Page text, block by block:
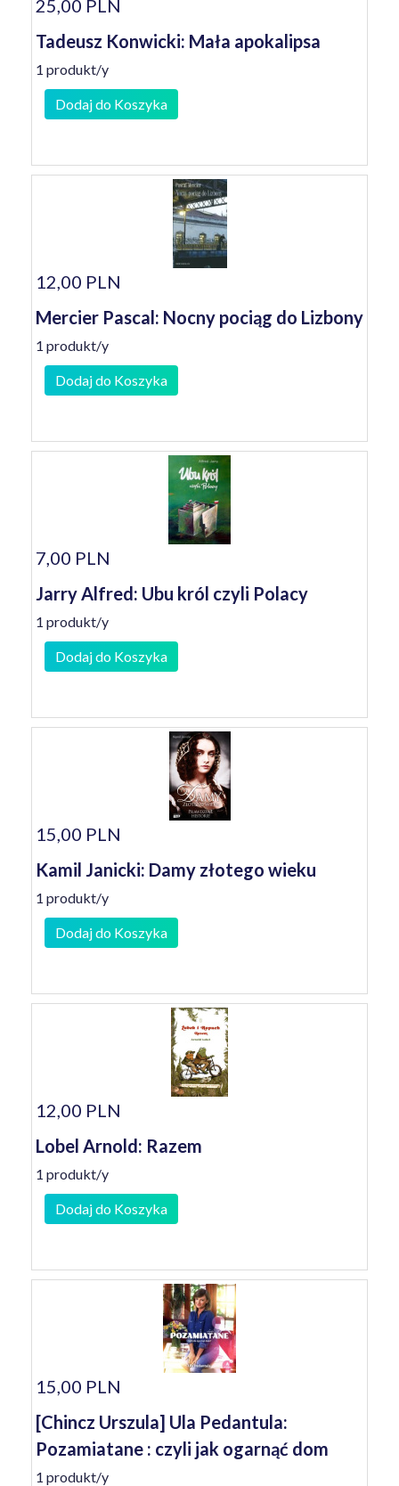
25,00 PLN
Tadeusz Konwicki: Mała apokalipsa
1 produkt/y
Dodaj do Koszyka
12,00 PLN
Mercier Pascal: Nocny pociąg do Lizbony
1 produkt/y
Dodaj do Koszyka
7,00 PLN
Jarry Alfred: Ubu król czyli Polacy
1 produkt/y
Dodaj do Koszyka
15,00 PLN
Kamil Janicki: Damy złotego wieku
1 produkt/y
Dodaj do Koszyka
12,00 PLN
Lobel Arnold: Razem
1 produkt/y
Dodaj do Koszyka
15,00 PLN
[Chincz Urszula] Ula Pedantula:
Pozamiatane : czyli jak ogarnąć dom
1 produkt/y